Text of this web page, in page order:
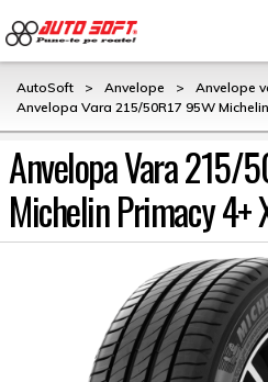
AutoSoft > Anvelope > Anvelope
Anvelopa Vara 215/50R17 95W
Anvelopa Vara 215/
Michelin Primacy 4+